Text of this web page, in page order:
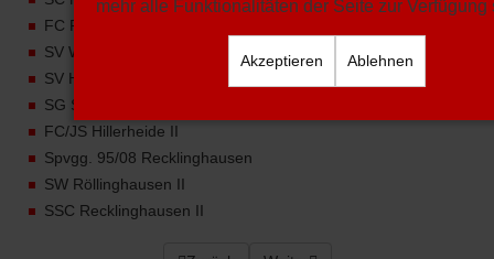
FC RW Dorsten
SV Westerholt
SV Hochlar 28 II
SG Suderwich II
FC/JS Hillerheide II
Spvgg. 95/08 Recklinghausen
SW Röllinghausen II
SSC Recklinghausen II
mehr alle Funktionalitäten der Seite zur Verfügung
Akzeptieren Ablehnen